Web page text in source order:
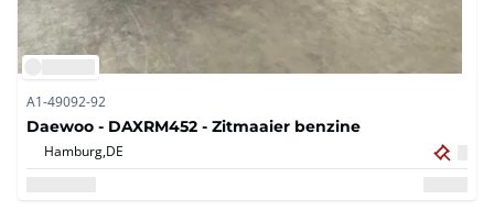
A1-49092-92
Daewoo - DAXRM452 - Zitmaaier benzine
Hamburg,DE